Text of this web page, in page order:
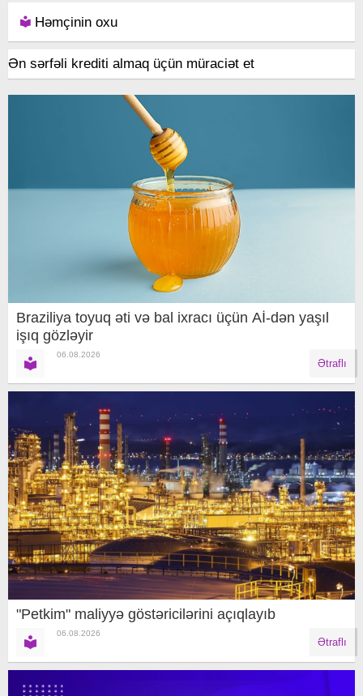
Həmçinin oxu
Ən sərfəli krediti almaq üçün müraciət et
Braziliya toyuq əti və bal ixracı üçün Aİ-dən yaşıl
işıq gözləyir
06.08.2026
Ətraflı
"Petkim" maliyyə göstəricilərini açıqlayıb
06.08.2026
Ətraflı